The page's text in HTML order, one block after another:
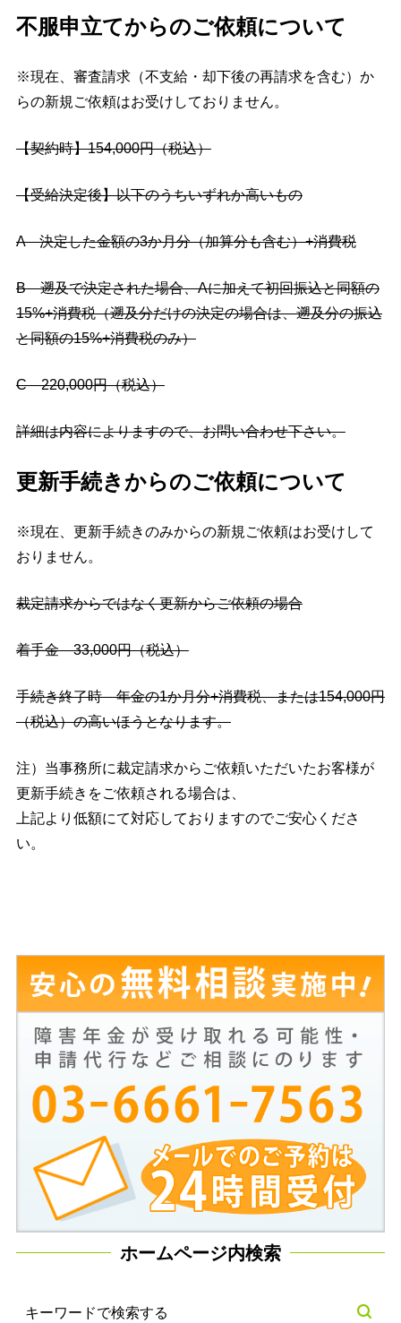
不服申立てからのご依頼について
※現在、審査請求（不支給・却下後の再請求を含む）か
らの新規ご依頼はお受けしておりません。
【契約時】154,000円（税込）
【受給決定後】以下のうちいずれか高いもの
A 決定した金額の3か月分（加算分も含む）+消費税
B 遡及で決定された場合、Aに加えて初回振込と同額の
15%+消費税（遡及分だけの決定の場合は、遡及分の振込
と同額の15%+消費税のみ）
C 220,000円（税込）
詳細は内容によりますので、お問い合わせ下さい。
更新手続きからのご依頼について
※現在、更新手続きのみからの新規ご依頼はお受けして
おりません。
裁定請求からではなく更新からご依頼の場合
着手金 33,000円（税込）
手続き終了時 年金の1か月分+消費税、または154,000円
（税込）の高いほうとなります。
注）当事務所に裁定請求からご依頼いただいたお客様が
更新手続きをご依頼される場合は、
上記より低額にて対応しておりますのでご安心くださ
い。
ホームページ内検索